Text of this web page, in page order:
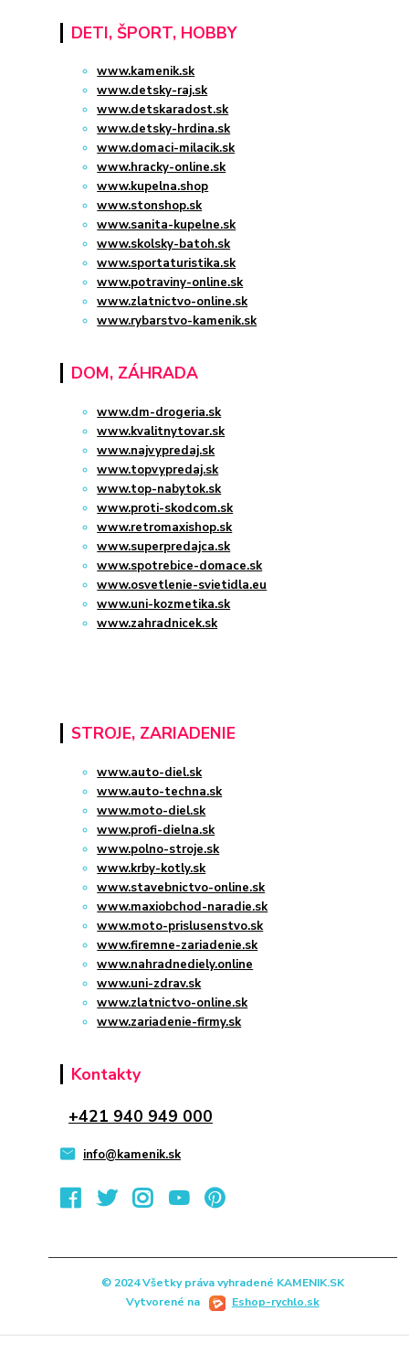
DETI, ŠPORT, HOBBY
www.kamenik.sk
www.detsky-raj.sk
www.detskaradost.sk
www.detsky-hrdina.sk
www.domaci-milacik.sk
www.hracky-online.sk
www.kupelna.shop
www.stonshop.sk
www.sanita-kupelne.sk
www.skolsky-batoh.sk
www.sportaturistika.sk
www.potraviny-online.sk
www.zlatnictvo-online.sk
www.rybarstvo-kamenik.sk
DOM, ZÁHRADA
www.dm-drogeria.sk
www.kvalitnytovar.sk
www.najvypredaj.sk
www.topvypredaj.sk
www.top-nabytok.sk
www.proti-skodcom.sk
www.retromaxishop.sk
www.superpredajca.sk
www.spotrebice-domace.sk
www.osvetlenie-svietidla.eu
www.uni-kozmetika.sk
www.zahradnicek.sk
STROJE, ZARIADENIE
www.auto-diel.sk
www.auto-techna.sk
www.moto-diel.sk
www.profi-dielna.sk
www.polno-stroje.sk
www.krby-kotly.sk
www.stavebnictvo-online.sk
www.maxiobchod-naradie.sk
www.moto-prislusenstvo.sk
www.firemne-zariadenie.sk
www.nahradnediely.online
www.uni-zdrav.sk
www.zlatnictvo-online.sk
www.zariadenie-firmy.sk
Kontakty
+421 940 949 000
info@kamenik.sk
© 2024 Všetky práva vyhradené KAMENIK.SK
Vytvorené na
Eshop-rychlo.sk